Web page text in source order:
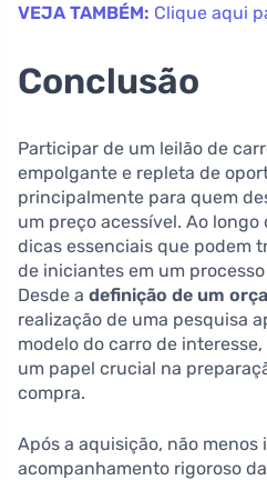
VEJA TAMBÉM: Clique aqui
Conclusão
Participar de um leilão de
empolgante e repleta de
principalmente para quem
um preço acessível. Ao
dicas essenciais que podem
de iniciantes em um
Desde a definição de um
realização de uma pesquisa
modelo do carro de
um papel crucial na
compra.
Após a aquisição, não menos
acompanhamento rigoroso